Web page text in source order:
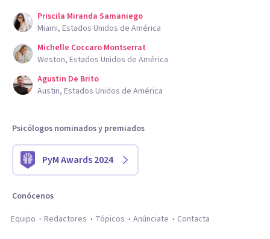
Priscila Miranda Samaniego
Miami, Estados Unidos de América
Michelle Coccaro Montserrat
Weston, Estados Unidos de América
Agustin De Brito
Austin, Estados Unidos de América
Psicólogos nominados y premiados
PyM Awards 2024
Conócenos
Equipo
Redactores Tópicos Anúnciate Contacta